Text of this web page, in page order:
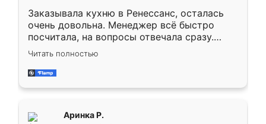
Заказывала кухню в Ренессанс, осталась
очень довольна. Менеджер всё быстро
посчитала, на вопросы отвечала сразу.
Замерщик приехал в субботу, подошёл к
делу со всей ответственностью. Собрали
за день, ребята работали аккуратно, даже
Читать полностью
Аринка Р.